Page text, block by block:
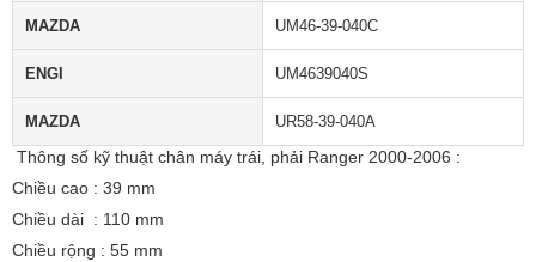
MAZDA UM46-39-040C
ENGI UM4639040S
MAZDA UR58-39-040A
Thông số kỹ thuật chân máy trái, phải Ranger 2000-2006 :
Chiều cao : 39 mm
Chiều dài : 110 mm
Chiều rộng : 55 mm